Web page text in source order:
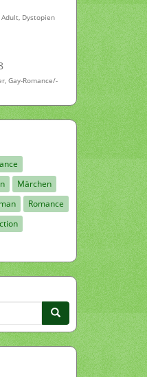
Dystopien
Gay-Romance/-
Märchen
Romance